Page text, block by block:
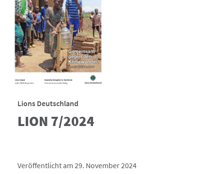
Lions Deutschland
LION 7/2024
Veröffentlicht am 29. November 2024